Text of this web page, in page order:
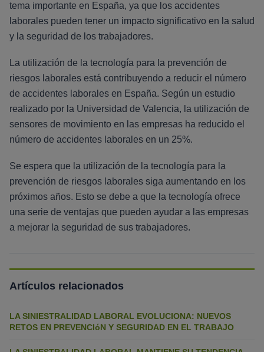
tema importante en España, ya que los accidentes
laborales pueden tener un impacto significativo en la salud
y la seguridad de los trabajadores.
La utilización de la tecnología para la prevención de
riesgos laborales está contribuyendo a reducir el número
de accidentes laborales en España. Según un estudio
realizado por la Universidad de Valencia, la utilización de
sensores de movimiento en las empresas ha reducido el
número de accidentes laborales en un 25%.
Se espera que la utilización de la tecnología para la
prevención de riesgos laborales siga aumentando en los
próximos años. Esto se debe a que la tecnología ofrece
una serie de ventajas que pueden ayudar a las empresas
a mejorar la seguridad de sus trabajadores.
Artículos relacionados
LA SINIESTRALIDAD LABORAL EVOLUCIONA: NUEVOS
RETOS EN PREVENCIóN Y SEGURIDAD EN EL TRABAJO